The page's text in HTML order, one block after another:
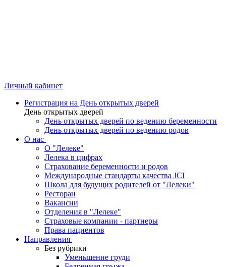
Личный кабинет
Регистрация на День открытых дверей
День открытых дверей
День открытых дверей по ведению беременности
День открытых дверей по ведению родов
О нас
О "Лелеке"
Лелека в цифрах
Страхование беременности и родов
Международные стандарты качества JCI
Школа для будущих родителей от "Лелеки"
Ресторан
Вакансии
Отделения в "Лелеке"
Страховые компании - партнеры
Права пациентов
Направления
Без рубрики
Уменьшение груди